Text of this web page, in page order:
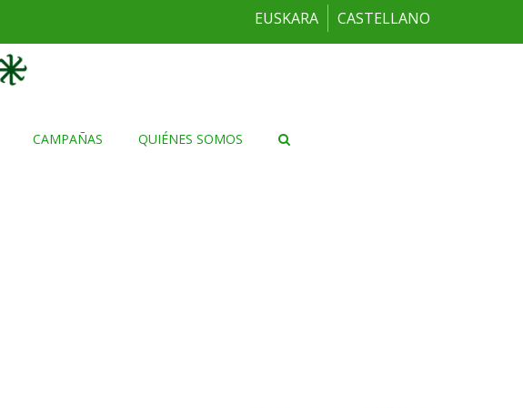
EUSKARA CASTELLANO
CAMPAÑAS QUIÉNES SOMOS